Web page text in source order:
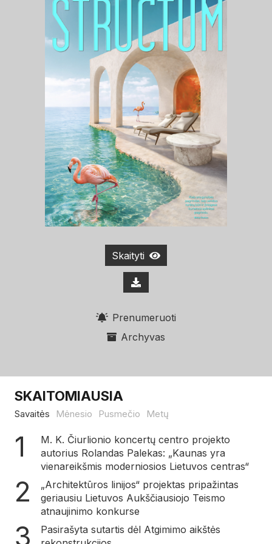
Skaityti
Prenumeruoti
Archyvas
SKAITOMIAUSIA
Savaitės Mėnesio Pusmečio Metų
M. K. Čiurlionio koncertų centro projekto
autorius Rolandas Palekas: „Kaunas yra
vienareikšmis moderniosios Lietuvos centras“
„Architektūros linijos“ projektas pripažintas
geriausiu Lietuvos Aukščiausiojo Teismo
atnaujinimo konkurse
Pasirašyta sutartis dėl Atgimimo aikštės